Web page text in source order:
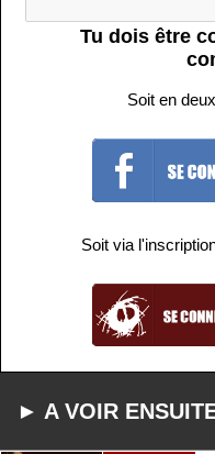
Tu dois être
Soit en
Soit via
► A VOIR